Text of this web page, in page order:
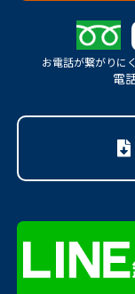
お電話が繋がりに
電